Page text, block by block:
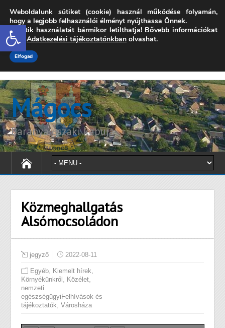
Open toolbar
7342 Mágocs, Szabadság utca 39.
onkormanyzat@magocs.hu +36 (72) 451 110
Elérhetőségek
Mágocs
Baranya északi kapuja
Közmeghallgatás
Alsómocsoládon
jegyző 2022-08-11
Egyéb Kiemelt hírek
Környékünkről Közélet
nemzeti
egészségügyiFelhívások és
tájékoztatók ,Városháza
Weboldalunk sütiket (cookie) használ működése folyamán,
hogy a legjobb felhasználói élményt nyújthassa Önnek.
A sütik használatát bármikor letilthatja! Bővebb információkat
erről Adatkezelési tájékoztatónkban olvashat.
Elfogad